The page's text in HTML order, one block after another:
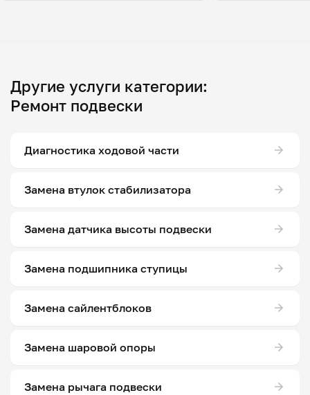
Другие услуги категории:
Ремонт подвески
Диагностика ходовой части
Замена втулок стабилизатора
Замена датчика высоты подвески
Замена подшипника ступицы
Замена сайлентблоков
Замена шаровой опоры
Замена рычага подвески